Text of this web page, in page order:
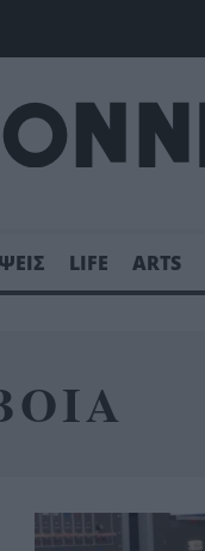
LIFE ARTS